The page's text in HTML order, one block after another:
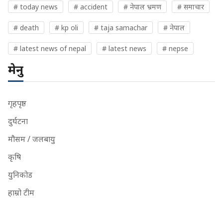
# today news # accident # नेपाल भ्रमण # समाचार
# death # kp oli # taja samachar # नेपाल
# latest news of nepal # latest news # nepse
मेनु
गृहपृष्ठ
दुर्घटना
मौसम / जलबायु
कृषि
युनिकोड
हाम्रो टीम